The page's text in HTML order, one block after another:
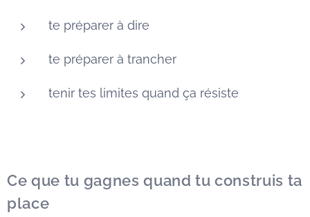
te préparer à dire
te préparer à trancher
tenir tes limites quand ça résiste
Ce que tu gagnes quand tu construis ta
place